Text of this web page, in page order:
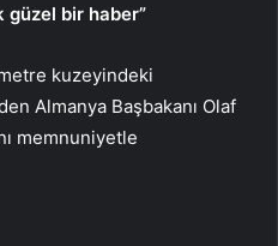
güzel bir haber”
kuzeyindeki
Almanya Başbakanı Olaf
memnuniyetle